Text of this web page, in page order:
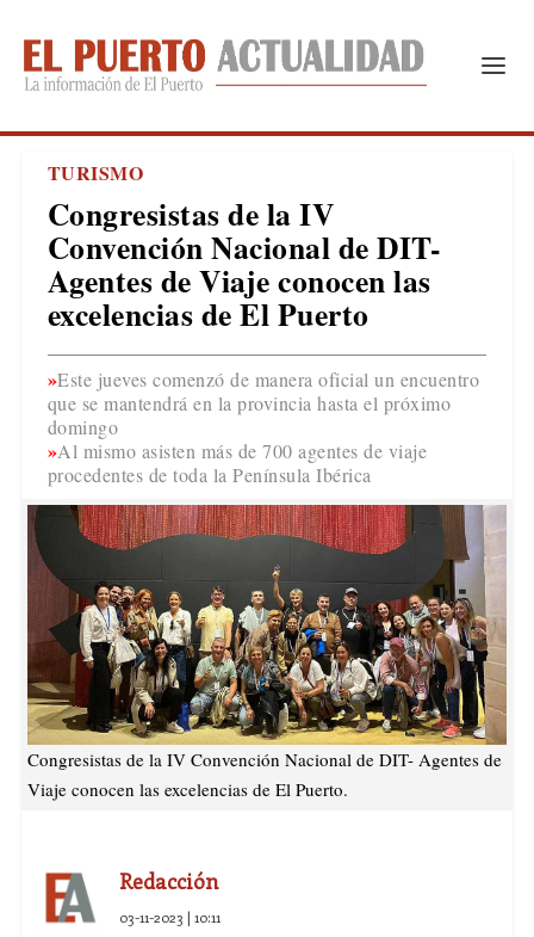
TURISMO
Congresistas de la IV
Convención Nacional de DIT-
Agentes de Viaje conocen las
excelencias de El Puerto
Este jueves comenzó de manera oficial un encuentro
que se mantendrá en la provincia hasta el próximo
domingo
Al mismo asisten más de 700 agentes de viaje
procedentes de toda la Península Ibérica
Congresistas de la IV Convención Nacional de DIT- Agentes de
Viaje conocen las excelencias de El Puerto.
Redacción
03-11-2023 | 10:11